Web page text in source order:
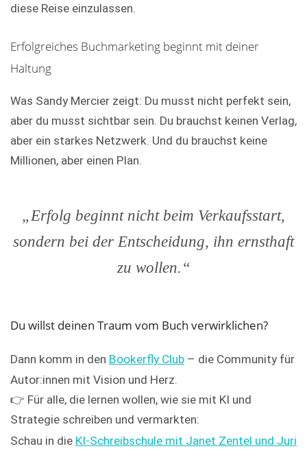
diese Reise einzulassen.
Erfolgreiches Buchmarketing beginnt mit deiner
Haltung
Was Sandy Mercier zeigt: Du musst nicht perfekt sein,
aber du musst sichtbar sein. Du brauchst keinen Verlag,
aber ein starkes Netzwerk. Und du brauchst keine
Millionen, aber einen Plan.
„Erfolg beginnt nicht beim Verkaufsstart,
sondern bei der Entscheidung, ihn ernsthaft
zu wollen.“
Du willst deinen Traum vom Buch verwirklichen?
Dann komm in den Bookerfly Club – die Community für
Autor:innen mit Vision und Herz.
👉 Für alle, die lernen wollen, wie sie mit KI und
Strategie schreiben und vermarkten:
Schau in die KI-Schreibschule mit Janet Zentel und Juri